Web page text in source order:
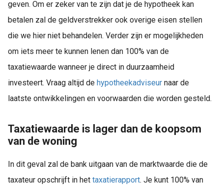
geven. Om er zeker van te zijn dat je de hypotheek kan
betalen zal de geldverstrekker ook overige eisen stellen
die we hier niet behandelen. Verder zijn er mogelijkheden
om iets meer te kunnen lenen dan 100% van de
taxatiewaarde wanneer je direct in duurzaamheid
investeert. Vraag altijd de hypotheekadviseur naar de
laatste ontwikkelingen en voorwaarden die worden gesteld.
Taxatiewaarde is lager dan de koopsom
van de woning
In dit geval zal de bank uitgaan van de marktwaarde die de
taxateur opschrijft in het taxatierapport. Je kunt 100% van